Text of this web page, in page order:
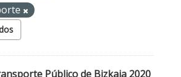
Público de Bizkaia 2020